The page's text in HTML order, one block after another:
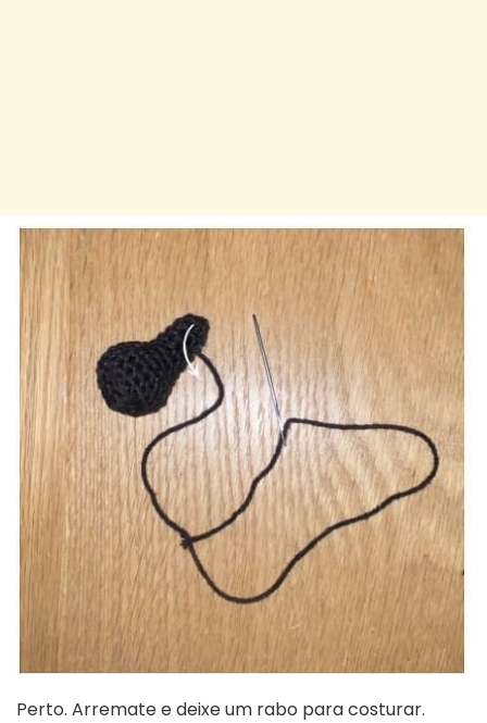
Perto. Arremate e deixe um rabo para costurar.